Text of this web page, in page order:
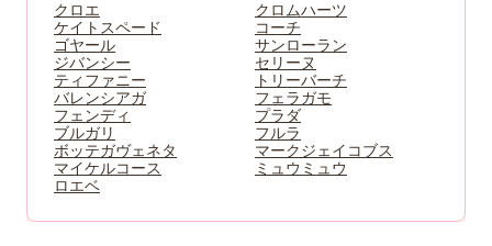
クロエ
クロムハーツ
ケイトスペード
コーチ
ゴヤール
サンローラン
ジバンシー
セリーヌ
ティファニー
トリーバーチ
バレンシアガ
フェラガモ
フェンディ
プラダ
ブルガリ
フルラ
ボッテガヴェネタ
マークジェイコブス
マイケルコース
ミュウミュウ
ロエベ